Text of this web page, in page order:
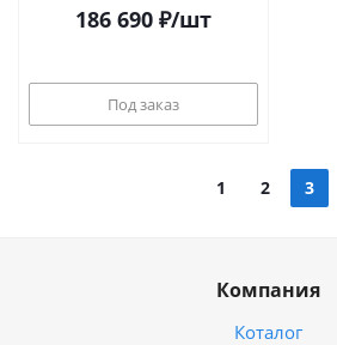
186 690 ₽/шт
Под заказ
1 2 3
Компания
Коталог